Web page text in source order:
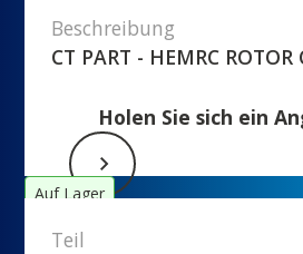
Beschreibung
CT PART - HEMRC ROTOR
Holen Sie sich ein
Auf Lager
Teil